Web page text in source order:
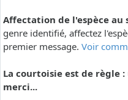
Affectation de l'espèce au
genre identifié, affectez
premier message. Voir
La courtoisie est de
merci...